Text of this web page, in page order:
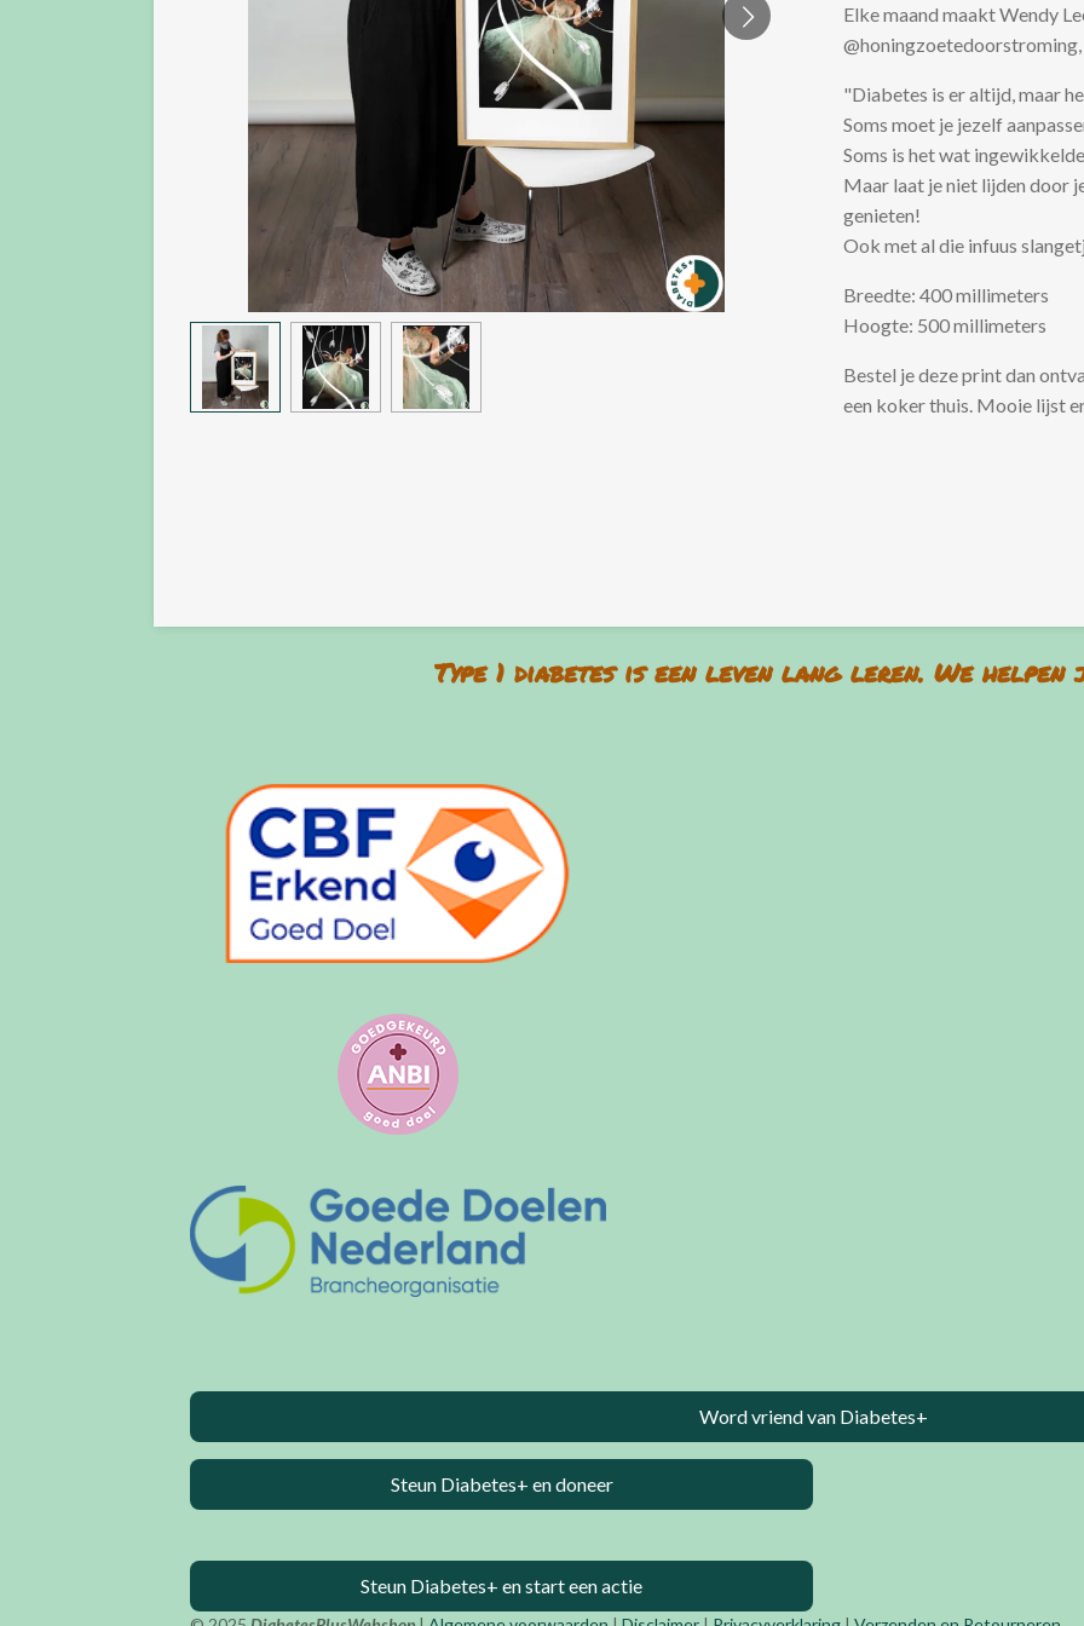
Elke maand maakt Wendy
"Diabetes is er altijd, maar
Soms moet je jezelf
Soms is het wat
Maar laat je niet lijden door
genieten!
Ook met al die infuus
Breedte: 400 millimeters
Hoogte: 500 millimeters
Bestel je deze print dan
een koker thuis. Mooie lijst
Type 1 diabetes is een leven lang leren. We helpen
Word vriend van Diabetes+
Steun Diabetes+ en doneer
Steun Diabetes+ en start een actie